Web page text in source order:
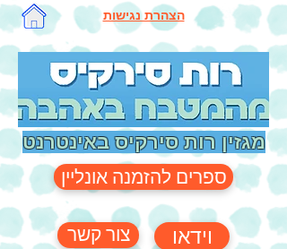
הצהרת נגישות
מגזין רות סירקיס באינטרנט
ספרים להזמנה אונליין
צור קשר וידאו